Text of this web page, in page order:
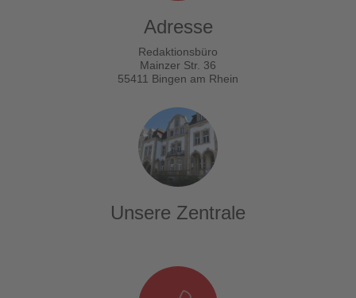
Adresse
Redaktionsbüro
Mainzer Str. 36
55411 Bingen am Rhein
Unsere Zentrale